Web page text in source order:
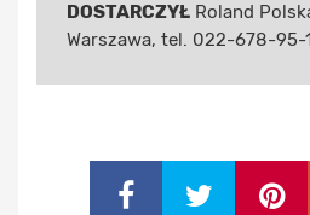
DOSTARCZYŁ Roland
Warszawa, tel. 022-678-95-